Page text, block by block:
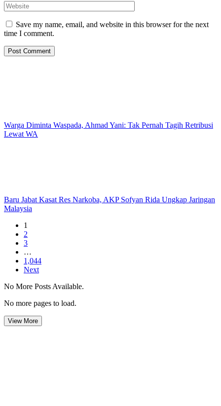
Save my name, email, and website in this browser for the next
time I comment.
Warga Diminta Waspada, Ahmad Yani: Tak Pernah Tagih Retribusi
Lewat WA
Baru Jabat Kasat Res Narkoba, AKP Sofyan Rida Ungkap Jaringan
Malaysia
1
2
3
…
1,044
Next
No More Posts Available.
No more pages to load.
View More